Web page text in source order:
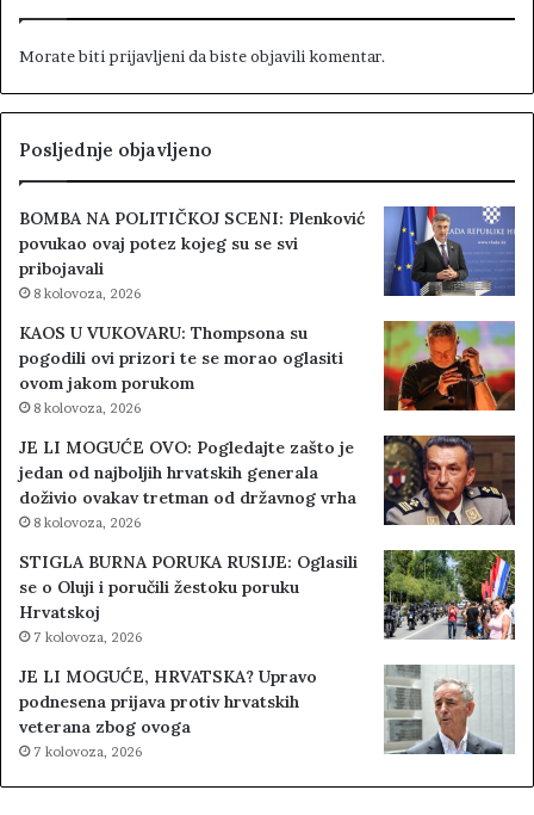
Morate biti prijavljeni da biste objavili komentar.
Posljednje objavljeno
BOMBA NA POLITIČKOJ SCENI: Plenković
povukao ovaj potez kojeg su se svi
pribojavali
8 kolovoza, 2026
KAOS U VUKOVARU: Thompsona su
pogodili ovi prizori te se morao oglasiti
ovom jakom porukom
8 kolovoza, 2026
JE LI MOGUĆE OVO: Pogledajte zašto je
jedan od najboljih hrvatskih generala
doživio ovakav tretman od državnog vrha
8 kolovoza, 2026
STIGLA BURNA PORUKA RUSIJE: Oglasili
se o Oluji i poručili žestoku poruku
Hrvatskoj
7 kolovoza, 2026
JE LI MOGUĆE, HRVATSKA? Upravo
podnesena prijava protiv hrvatskih
veterana zbog ovoga
7 kolovoza, 2026